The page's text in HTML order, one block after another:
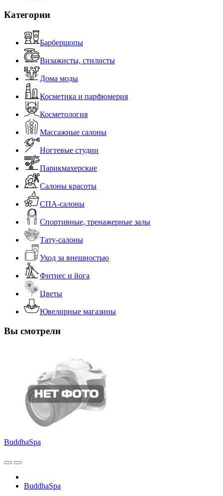
Категории
Барбершопы
Визажисты, стилисты
Дома моды
Косметика и парфюмерия
Косметология
Массажные салоны
Ногтевые студии
Парикмахерские
Салоны красоты
СПА-салоны
Спортивные, тренажерные залы
Тату-салоны
Уход за внешностью
Фитнес и йога
Цветы
Ювелирные магазины
Вы смотрели
BuddhaSpa
BuddhaSpa